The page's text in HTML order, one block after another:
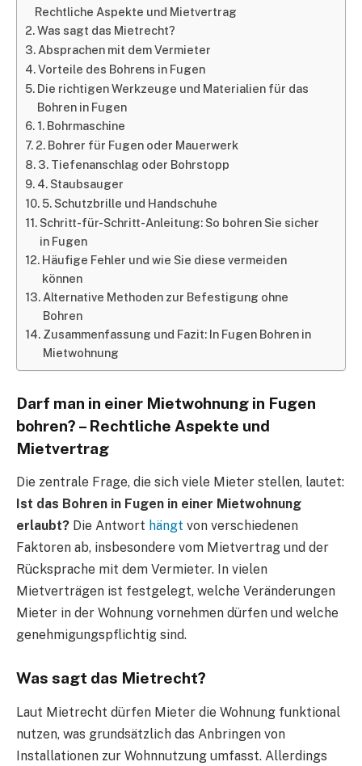
Rechtliche Aspekte und Mietvertrag
Was sagt das Mietrecht?
Absprachen mit dem Vermieter
Vorteile des Bohrens in Fugen
Die richtigen Werkzeuge und Materialien für das
Bohren in Fugen
1. Bohrmaschine
2. Bohrer für Fugen oder Mauerwerk
3. Tiefenanschlag oder Bohrstopp
4. Staubsauger
5. Schutzbrille und Handschuhe
Schritt-für-Schritt-Anleitung: So bohren Sie sicher
in Fugen
Häufige Fehler und wie Sie diese vermeiden
können
Alternative Methoden zur Befestigung ohne
Bohren
Zusammenfassung und Fazit: In Fugen Bohren in
Mietwohnung
Darf man in einer Mietwohnung in Fugen
bohren? – Rechtliche Aspekte und
Mietvertrag
Die zentrale Frage, die sich viele Mieter stellen, lautet:
Ist das Bohren in Fugen in einer Mietwohnung
erlaubt? Die Antwort hängt von verschiedenen
Faktoren ab, insbesondere vom Mietvertrag und der
Rücksprache mit dem Vermieter. In vielen
Mietverträgen ist festgelegt, welche Veränderungen
Mieter in der Wohnung vornehmen dürfen und welche
genehmigungspflichtig sind.
Was sagt das Mietrecht?
Laut Mietrecht dürfen Mieter die Wohnung funktional
nutzen, was grundsätzlich das Anbringen von
Installationen zur Wohnnutzung umfasst. Allerdings